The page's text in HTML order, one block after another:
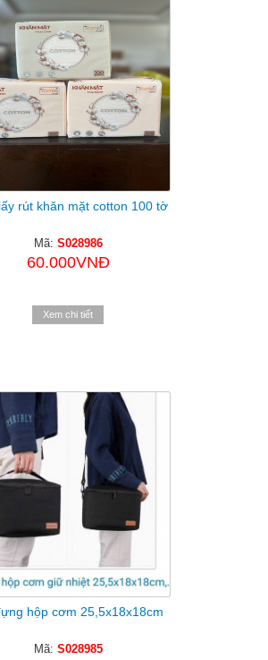
rút khăn mặt cotton 100 tờ
Mã: S028986
60.000VNĐ
Xem chi tiết
hộp cơm 25,5x18x18cm
Mã: S028985